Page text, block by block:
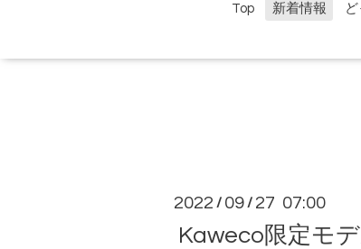
Top 新着情報
2022 / 09 / 27 07:00
Kaweco限定モ